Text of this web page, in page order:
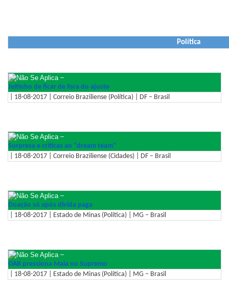
Política
–
Jeitinho de ficar de fora do ajuste
| 18-08-2017 | Correio Braziliense (Política) | DF – Brasil
–
Surpresa e críticas ao ''dream team''
| 18-08-2017 | Correio Braziliense (Cidades) | DF – Brasil
–
Doação só após dívida paga
| 18-08-2017 | Estado de Minas (Política) | MG – Brasil
–
OAB pressiona Maia no Supremo
| 18-08-2017 | Estado de Minas (Política) | MG – Brasil